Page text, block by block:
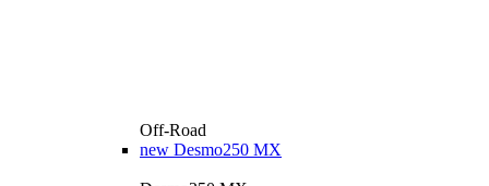
Off-Road
new Desmo250 MX